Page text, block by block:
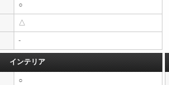
○
△
-
インテリア
○